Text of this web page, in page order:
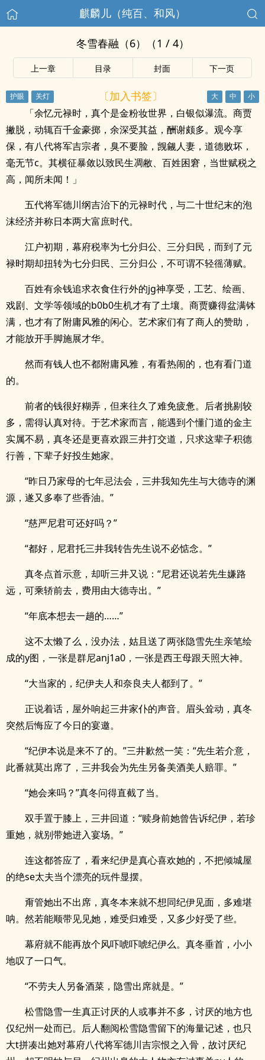
麒麟儿（纯百、和风）
冬雪春融（6）（1 / 4）
上一章 目录 封面 下一页
〔加入书签〕
「余忆元禄时，真个是金粉妆世界，白银似瀑流。商贾
撇脱，动辄百千金豪掷，余深受其益，酬谢颇多。观今享
保，有八代将军吉宗者，臭不要脸，觊觎人妻，道德败坏，
毫无节c。其横征暴敛以致民生凋敝、百姓困窘，当世赋税之
高，闻所未闻！」
五代将军德川纲吉治下的元禄时代，与二十世纪末的泡
沫经济并称日本两大富庶时代。
江户初期，幕府税率为七分归公、三分归民，而到了元
禄时期却扭转为七分归民、三分归公，不可谓不轻徭薄赋。
百姓有余钱追求衣食住行外的jg神享受，工艺、绘画、
戏剧、文学等领域的b0b0生机才有了土壤。商贾赚得盆满钵
满，也才有了附庸风雅的闲心。艺术家们有了商人的赞助，
才能放开手脚施展才华。
然而有钱人也不都附庸风雅，有看热闹的，也有看门道
的。
前者的钱很好糊弄，但来往久了难免疲惫。后者挑剔较
多，需得认真对待。于艺术家而言，能遇到个懂门道的金主
实属不易，真冬还是更喜欢跟三井打交道，只求这辈子积德
行善，下辈子好投生她家。
“昨日乃家母的七年忌法会，三井我知先生与大德寺的渊
源，遂又多奉了些香油。”
“慈严尼君可还好吗？”
“都好，尼君托三井我转告先生说不必惦念。”
真冬点首示意，却听三井又说：“尼君还说若先生嫌路
远，可乘轿前去，费用由大德寺出。”
“年底本想去一趟的……”
这不太懒了么，没办法，姑且送了两张隐雪先生亲笔绘
成的y图，一张是群尼anj1a0，一张是西王母跟天照大神。
“大当家的，纪伊夫人和奈良夫人都到了。”
正说着话，屋外响起三井家仆的声音。眉头耸动，真冬
突然后悔应了今日的宴邀。
“纪伊本说是来不了的。”三井歉然一笑：“先生若介意，
此番就莫出席了，三井我会为先生另备美酒美人赔罪。”
“她会来吗？”真冬问得直截了当。
双手置于膝上，三井回道：“赎身前她曾告诉纪伊，若珍
重她，就别带她进入宴场。”
连这都答应了，看来纪伊是真心喜欢她的，不把倾城屋
的绝se太夫当个漂亮的玩件显摆。
甭管她出不出席，真冬本来就不想同纪伊见面，多难堪
呐。然若能顺带见见她，难受归难受，又多少好受了些。
幕府就不能再放个风吓唬吓唬纪伊么。真冬垂首，小小
地叹了一口气。
“不劳夫人另备酒菜，隐雪出席就是。”
松雪隐雪一生真正讨厌的人或事并不多，讨厌的地方也
仅纪州一处而已。后人翻阅松雪隐雪留下的海量记述，也只
大t拼凑出她对幕府八代将军德川吉宗恨之入骨，故讨厌纪